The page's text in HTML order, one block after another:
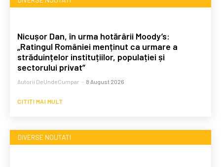
Nicușor Dan, în urma hotărârii Moody’s:
„Ratingul României menținut ca urmare a
străduințelor instituțiilor, populației și
sectorului privat”
Autorii DeUndeCumpar - 8 August 2026
CITIȚI MAI MULT
DIVERSE NOUTATI